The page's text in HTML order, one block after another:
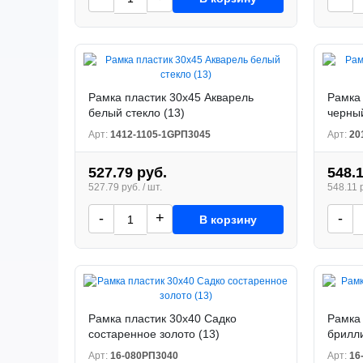
Рамка пластик 30x45 Акварель
белый стекло (13)
Арт: 1412-1105-1GРП3045
527.79 руб.
527.79 руб. / шт.
- + В корзину
Рамка
Арт:
548.11
-
Рамка пластик 30x40 Садко
состаренное золото (13)
Арт: 16-080РП3040
Рамка
Арт: